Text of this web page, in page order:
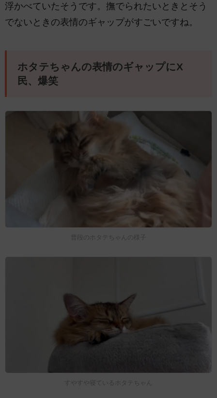
浮かべていたそうです。撫でられたいときとそう
でないときの表情のギャップがすごいですね。
ホタテちゃんの表情のギャップにX
民、爆笑
普段のホタテちゃんの様子
すやすや寝ているホタテちゃん